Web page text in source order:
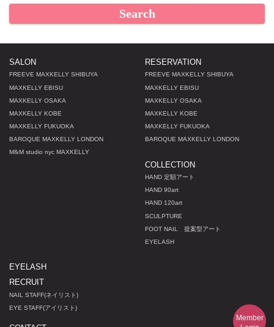
Search
Member
SALON
FREEVE MAXKELLY SHIBUYA
MAXKELLY EBISU
MAXKELLY OSAKA
MAXKELLY KOBE
MAXKELLY FUKUOKA
BAROQUE MAXKELLY LONDON
M&M studio nyc MAXKELLY
RESERVATION
FREEVE MAXKELLY SHIBUYA
MAXKELLY EBISU
MAXKELLY OSAKA
MAXKELLY KOBE
MAXKELLY FUKUOKA
BAROQUE MAXKELLY LONDON
COLLECTION
HAND 定額アート
HAND 90art
HAND 120art
SCULPTURE
FOOT NAIL 提案型アート
EYELASH
EYELASH
RECRUIT
NAIL STAFF(ネイリスト)
EYE STAFF(アイリスト)